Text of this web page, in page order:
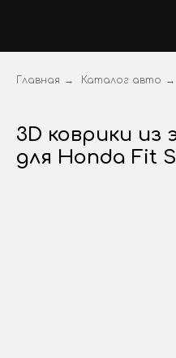
Главная → Каталог авто →
3D коврики из
для Honda Fit